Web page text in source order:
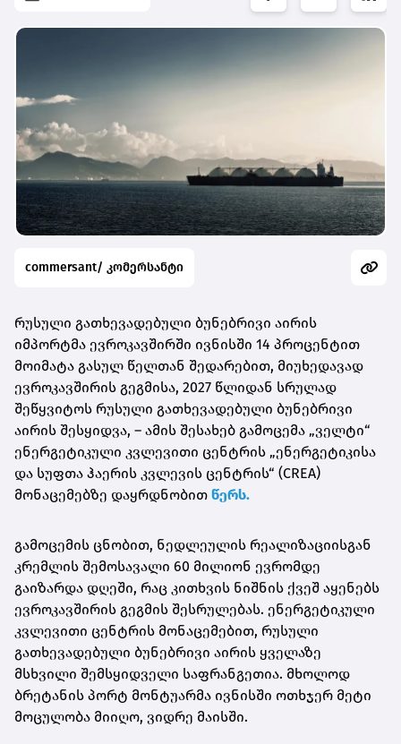
commersant/ კომერსანტი
რუსული გათხევადებული ბუნებრივი აირის
იმპორტმა ევროკავშირში ივნისში 14 პროცენტით
მოიმატა გასულ წელთან შედარებით, მიუხედავად
ევროკავშირის გეგმისა, 2027 წლიდან სრულად
შეწყვიტოს რუსული გათხევადებული ბუნებრივი
აირის შესყიდვა, – ამის შესახებ გამოცემა „ველტი“
ენერგეტიკული კვლევითი ცენტრის „ენერგეტიკისა
და სუფთა ჰაერის კვლევის ცენტრის“ (CREA)
მონაცემებზე დაყრდნობით წერს.
გამოცემის ცნობით, ნედლეულის რეალიზაციისგან
კრემლის შემოსავალი 60 მილიონ ევრომდე
გაიზარდა დღეში, რაც კითხვის ნიშნის ქვეშ აყენებს
ევროკავშირის გეგმის შესრულებას. ენერგეტიკული
კვლევითი ცენტრის მონაცემებით, რუსული
გათხევადებული ბუნებრივი აირის ყველაზე
მსხვილი შემსყიდველი საფრანგეთია. მხოლოდ
ბრეტანის პორტ მონტუარმა ივნისში ოთხჯერ მეტი
მოცულობა მიიღო, ვიდრე მაისში.